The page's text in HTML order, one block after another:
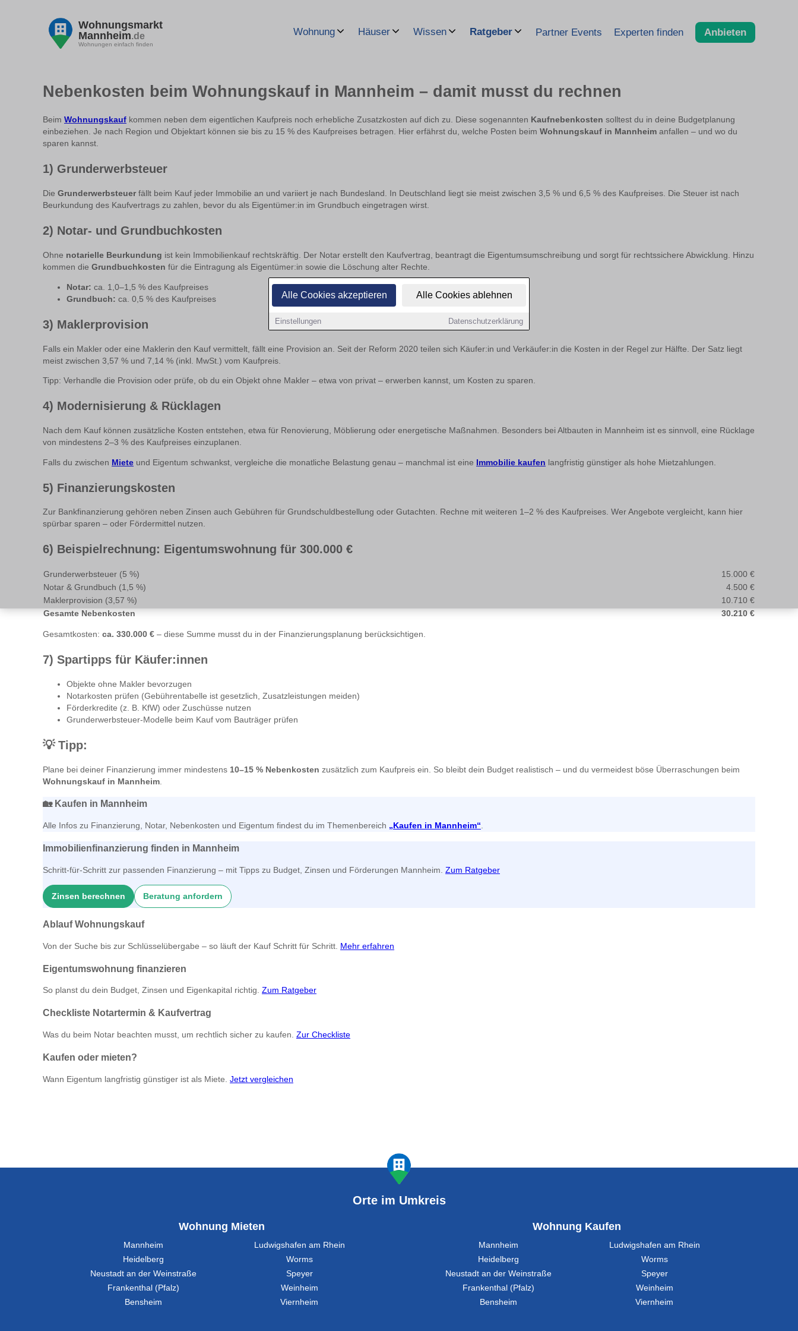
Alle Cookies akzeptieren Alle Cookies ablehnen
Einstellungen Datenschutzerklärung
Wohnungsmarkt
Mannheim.de
Wohnungen einfach finden
Wohnung Häuser Wissen Ratgeber Partner Events Experten finden Anbieten
Nebenkosten beim Wohnungskauf in Mannheim – damit musst du rechnen
Beim Wohnungskauf kommen neben dem eigentlichen Kaufpreis noch erhebliche Zusatzkosten auf dich zu. Diese sogenannten Kaufnebenkosten solltest du in deine Budgetplanung
einbeziehen. Je nach Region und Objektart können sie bis zu 15 % des Kaufpreises betragen. Hier erfährst du, welche Posten beim Wohnungskauf in Mannheim anfallen – und wo du
sparen kannst.
1) Grunderwerbsteuer
Die Grunderwerbsteuerfällt beim Kauf jeder Immobilie an und variiert je nach Bundesland. In Deutschland liegt sie meist zwischen 3,5 % und 6,5 % des Kaufpreises. Die Steuer ist nach
Beurkundung des Kaufvertrags zu zahlen, bevor du als Eigentümer:in im Grundbuch eingetragen wirst.
2) Notar- und Grundbuchkosten
Ohne notarielle Beurkundung ist kein Immobilienkauf rechtskräftig. Der Notar erstellt den Kaufvertrag, beantragt die Eigentumsumschreibung und sorgt für rechtssichere Abwicklung. Hinzu
kommen die Grundbuchkosten für die Eintragung als Eigentümer:in sowie die Löschung alter Rechte.
Notar: ca. 1,0–1,5 % des Kaufpreises
Grundbuch: ca. 0,5 % des Kaufpreises
3) Maklerprovision
Falls ein Makler oder eine Maklerin den Kauf vermittelt, fällt eine Provision an. Seit der Reform 2020 teilen sich Käufer:in und Verkäufer:in die Kosten in der Regel zur Hälfte. Der Satz liegt
meist zwischen 3,57 % und 7,14 % (inkl. MwSt.) vom Kaufpreis.
Tipp: Verhandle die Provision oder prüfe, ob du ein Objekt ohne Makler – etwa von privat – erwerben kannst, um Kosten zu sparen.
4) Modernisierung & Rücklagen
Nach dem Kauf können zusätzliche Kosten entstehen, etwa für Renovierung, Möblierung oder energetische Maßnahmen. Besonders bei Altbauten in Mannheim ist es sinnvoll, eine Rücklage
von mindestens 2–3 % des Kaufpreises einzuplanen.
Falls du zwischen Miete und Eigentum schwankst, vergleiche die monatliche Belastung genau – manchmal ist eine Immobilie kaufen langfristig günstiger als hohe Mietzahlungen.
5) Finanzierungskosten
Zur Bankfinanzierung gehören neben Zinsen auch Gebühren für Grundschuldbestellung oder Gutachten. Rechne mit weiteren 1–2 % des Kaufpreises. Wer Angebote vergleicht, kann hier
spürbar sparen – oder Fördermittel nutzen.
6) Beispielrechnung: Eigentumswohnung für 300.000 €
Grunderwerbsteuer (5 %)
15.000 €
Notar & Grundbuch (1,5 %)
4.500 €
Maklerprovision (3,57 %)
10.710 €
Gesamte Nebenkosten
30.210 €
Gesamtkosten: ca. 330.000 € – diese Summe musst du in der Finanzierungsplanung berücksichtigen.
7) Spartipps für Käufer:innen
Objekte ohne Makler bevorzugen
Notarkosten prüfen (Gebührentabelle ist gesetzlich, Zusatzleistungen meiden)
Förderkredite (z. B. KfW) oder Zuschüsse nutzen
Grunderwerbsteuer-Modelle beim Kauf vom Bauträger prüfen
💡Tipp:
Plane bei deiner Finanzierung immer mindestens 10–15 % Nebenkosten zusätzlich zum Kaufpreis ein. So bleibt dein Budget realistisch – und du vermeidest böse Überraschungen beim
Wohnungskauf in Mannheim
🏡 Kaufen in Mannheim
Alle Infos zu Finanzierung, Notar, Nebenkosten und Eigentum findest du im Themenbereich „Kaufen in Mannheim“.
Immobilienfinanzierung finden in Mannheim
Schritt-für-Schritt zur passenden Finanzierung – mit Tipps zu Budget, Zinsen und Förderungen Mannheim. Zum Ratgeber
Zinsen berechnen Beratung anfordern
Ablauf Wohnungskauf
Von der Suche bis zur Schlüsselübergabe – so läuft der Kauf Schritt für Schritt. Mehr erfahren
Eigentumswohnung finanzieren
So planst du dein Budget, Zinsen und Eigenkapital richtig. Zum Ratgeber
Checkliste Notartermin & Kaufvertrag
Was du beim Notar beachten musst, um rechtlich sicher zu kaufen. Zur Checkliste
Kaufen oder mieten?
Wann Eigentum langfristig günstiger ist als Miete. Jetzt vergleichen
Orte im Umkreis
Wohnung Mieten
Mannheim
Ludwigshafen am Rhein
Heidelberg
Worms
Neustadt an der Weinstraße
Speyer
Frankenthal (Pfalz)
Weinheim
Bensheim
Viernheim
Wohnung Kaufen
Mannheim
Ludwigshafen am Rhein
Heidelberg
Worms
Neustadt an der Weinstraße
Speyer
Frankenthal (Pfalz)
Weinheim
Bensheim
Viernheim